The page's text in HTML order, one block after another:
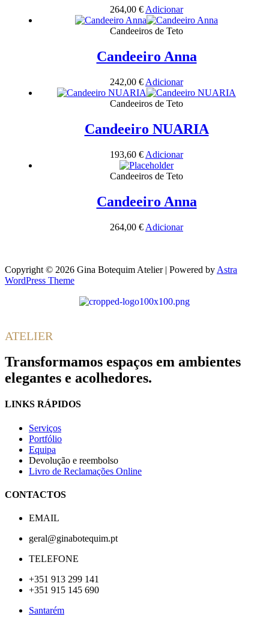
264,00 € Adicionar
Candeeiros de Teto
Candeeiro Anna
242,00 € Adicionar
Candeeiros de Teto
Candeeiro NUARIA
193,60 € Adicionar
Candeeiros de Teto
Candeeiro Anna
264,00 € Adicionar
Copyright © 2026 Gina Botequim Atelier | Powered by Astra
WordPress Theme
ATELIER
Transformamos espaços em ambientes
elegantes e acolhedores.
LINKS RÁPIDOS
Serviços
Portfólio
Equipa
Devolução e reembolso
Livro de Reclamações Online
CONTACTOS
EMAIL
geral@ginabotequim.pt
TELEFONE
+351 913 299 141
+351 915 145 690
Santarém